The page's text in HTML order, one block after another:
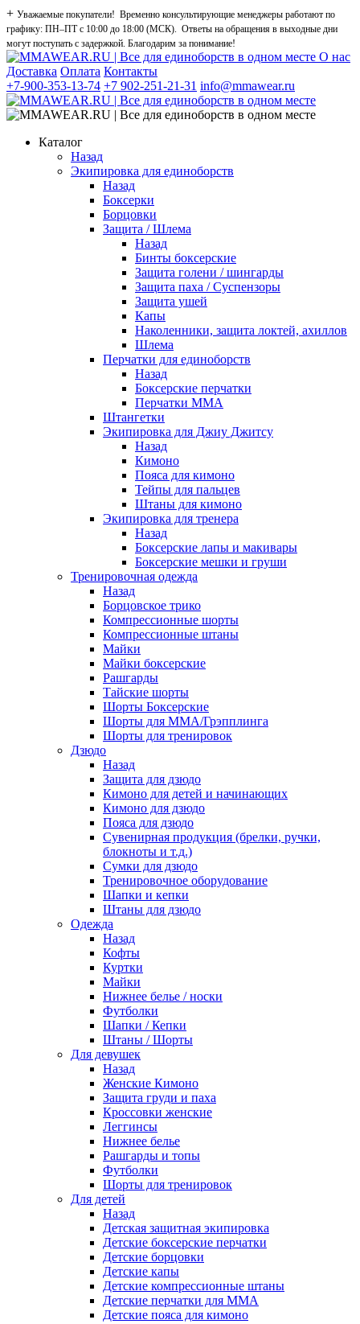
+ Уважаемые покупатели! Временно консультирующие менеджеры работают по
графику: ПН–ПТ с 10:00 до 18:00 (МСК). Ответы на обращения в выходные дни
могут поступать с задержкой. Благодарим за понимание!
О нас
Доставка Оплата Контакты
+7-900-353-13-74 +7 902-251-21-31 info@mmawear.ru
Каталог
Назад
Экипировка для единоборств
Назад
Боксерки
Борцовки
Защита / Шлема
Назад
Бинты боксерские
Защита голени / шингарды
Защита паха / Суспензоры
Защита ушей
Капы
Наколенники, защита локтей, ахиллов
Шлема
Перчатки для единоборств
Назад
Боксерские перчатки
Перчатки ММА
Штангетки
Экипировка для Джиу Джитсу
Назад
Кимоно
Пояса для кимоно
Тейпы для пальцев
Штаны для кимоно
Экипировка для тренера
Назад
Боксерские лапы и макивары
Боксерские мешки и груши
Тренировочная одежда
Назад
Борцовское трико
Компрессионные шорты
Компрессионные штаны
Майки
Майки боксерские
Рашгарды
Тайские шорты
Шорты Боксерские
Шорты для ММА/Грэпплинга
Шорты для тренировок
Дзюдо
Назад
Защита для дзюдо
Кимоно для детей и начинающих
Кимоно для дзюдо
Пояса для дзюдо
Сувенирная продукция (брелки, ручки,
блокноты и т.д.)
Сумки для дзюдо
Тренировочное оборудование
Шапки и кепки
Штаны для дзюдо
Одежда
Назад
Кофты
Куртки
Майки
Нижнее белье / носки
Футболки
Шапки / Кепки
Штаны / Шорты
Для девушек
Назад
Женские Кимоно
Защита груди и паха
Кроссовки женские
Леггинсы
Нижнее белье
Рашгарды и топы
Футболки
Шорты для тренировок
Для детей
Назад
Детская защитная экипировка
Детские боксерские перчатки
Детские борцовки
Детские капы
Детские компрессионные штаны
Детские перчатки для ММА
Детские пояса для кимоно